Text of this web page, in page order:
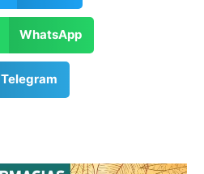
WhatsApp
Telegram